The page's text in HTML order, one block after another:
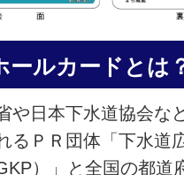
ールカードとは
や日本下水道協会な
るＰＲ団体「下水道
）」と全国の都道